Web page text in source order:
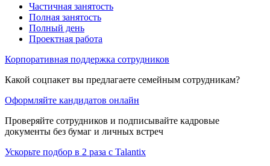
Частичная занятость
Полная занятость
Полный день
Проектная работа
Корпоративная поддержка сотрудников
Какой соцпакет вы предлагаете семейным сотрудникам?
Оформляйте кандидатов онлайн
Проверяйте сотрудников и подписывайте кадровые
документы без бумаг и личных встреч
Ускорьте подбор в 2 раза с Talantix